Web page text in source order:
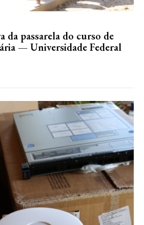
da passarela do curso de
— Universidade Federal